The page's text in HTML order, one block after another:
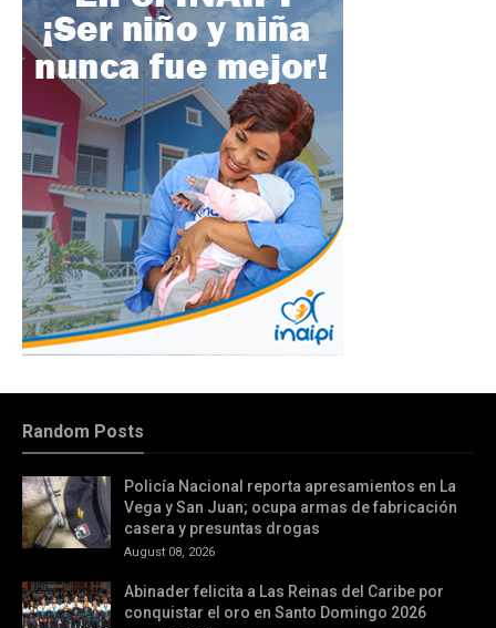
Random Posts
Policía Nacional reporta apresamientos en La
Vega y San Juan; ocupa armas de fabricación
casera y presuntas drogas
August 08, 2026
Abinader felicita a Las Reinas del Caribe por
conquistar el oro en Santo Domingo 2026